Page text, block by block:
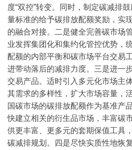
度“双控”转变。同时，制定碳减排
量标准的给予碳排放配额奖励，实
的融合对接。
二是健全完善碳市场
业发挥集团化和集约化管控优势，
配额的内部平衡和碳市场平台交易
进带动落后的减排力度。 三是进一
交易产品。适时引入多元化市场主
其需求的多样性，扩大市场容量，
国碳市场的碳排放配额作为基准产
快建立相关的衍生品市场，丰富碳
供更丰富、更多元的套期保值工具
碳减排规划。
四是尽快实质性地恢